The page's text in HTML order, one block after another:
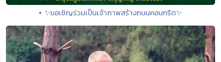
• ✨ขอเชิญร่วมเป็นเจ้าภาพสร้างถนนคอนกรีต✨